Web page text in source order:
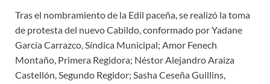
Tras el nombramiento de la Edil paceña, se realizó la toma
de protesta del nuevo Cabildo, conformado por Yadane
García Carrazco, Síndica Municipal; Amor Fenech
Montaño, Primera Regidora; Néstor Alejandro Araiza
Castellón, Segundo Regidor; Sasha Ceseña Guillins,